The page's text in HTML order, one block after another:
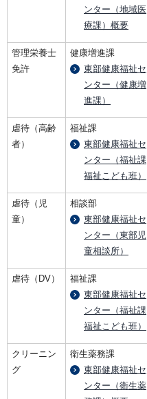
ンター（地域医
療課）概要
管理栄養士
免許
健康増進課
東部健康福祉セ
ンター（健康増
進課）
虐待（高齢
者）
福祉課
東部健康福祉セ
ンター（福祉課
福祉こども班）
虐待（児
童）
相談部
東部健康福祉セ
ンター（東部児
童相談所）
虐待（DV）
福祉課
東部健康福祉セ
ンター（福祉課
福祉こども班）
クリーニン
グ
衛生薬務課
東部健康福祉セ
ンター（衛生薬